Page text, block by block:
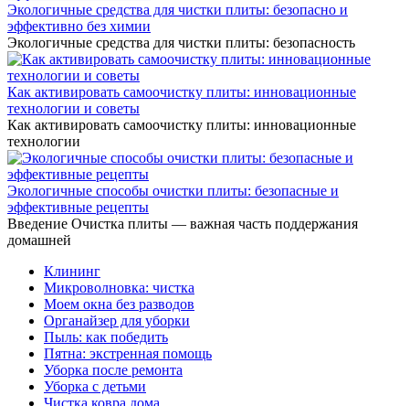
Экологичные средства для чистки плиты: безопасно и
эффективно без химии
Экологичные средства для чистки плиты: безопасность
Как активировать самоочистку плиты: инновационные
технологии и советы
Как активировать самоочистку плиты: инновационные
технологии
Экологичные способы очистки плиты: безопасные и
эффективные рецепты
Введение Очистка плиты — важная часть поддержания
домашней
Клининг
Микроволновка: чистка
Моем окна без разводов
Органайзер для уборки
Пыль: как победить
Пятна: экстренная помощь
Уборка после ремонта
Уборка с детьми
Чистка ковра дома